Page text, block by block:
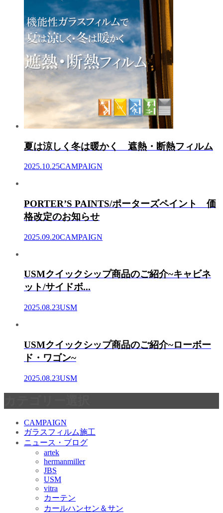
夏は涼しく冬は暖かく 遮熱・断熱フィルム
2025.10.25CAMPAIGN
PORTER’S PAINTS/ポーターズペイント 価
格改定のお知らせ
2025.09.20CAMPAIGN
USMクイックシップ商品のご紹介~キャビネ
ット/サイドボ...
2025.08.23USM
USMクイックシップ商品のご紹介~ローボー
ド・ワゴン~
2025.08.23USM
CAMPAIGN
ガラスフィルム施工
ニュース・ブログ
artek
hermanmiller
JBS
USM
vitra
カーテン
カールハンセン＆サン